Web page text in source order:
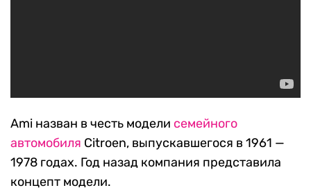
Ami назван в честь модели семейного
автомобиля Citroen, выпускавшегося в 1961 —
1978 годах. Год назад компания представила
концепт модели.